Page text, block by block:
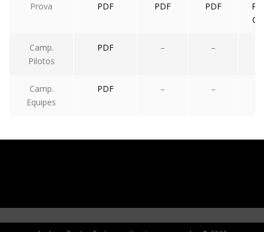
Prova PDF PDF PDF
Camp.
Pilotos
PDF – –
Camp.
Equipes
PDF – –